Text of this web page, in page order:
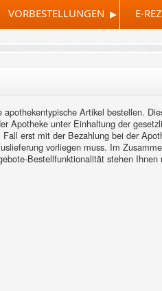
VORBESTELLUNGEN ▸ E-
Artikel bestellen.
Apotheke unter Einhaltung der
erst mit der Bezahlung bei der
vorliegen muss. Im
Bestellfunktionalität stehen Ihnen